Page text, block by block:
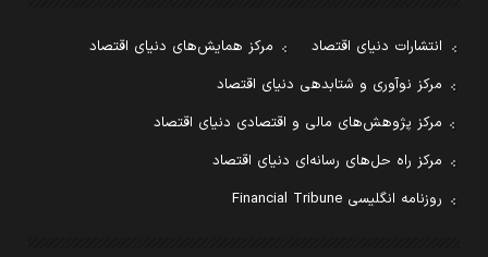
انتشارات دنیای اقتصاد
مرکز همایش‌های دنیای اقتصاد
مرکز نوآوری و شتابدهی دنیای اقتصاد
مرکز پژوهش‌های مالی و اقتصادی دنیای اقتصاد
مرکز راه حل‌های رسانه‌ای دنیای اقتصاد
روزنامه انگلیسی Financial Tribune